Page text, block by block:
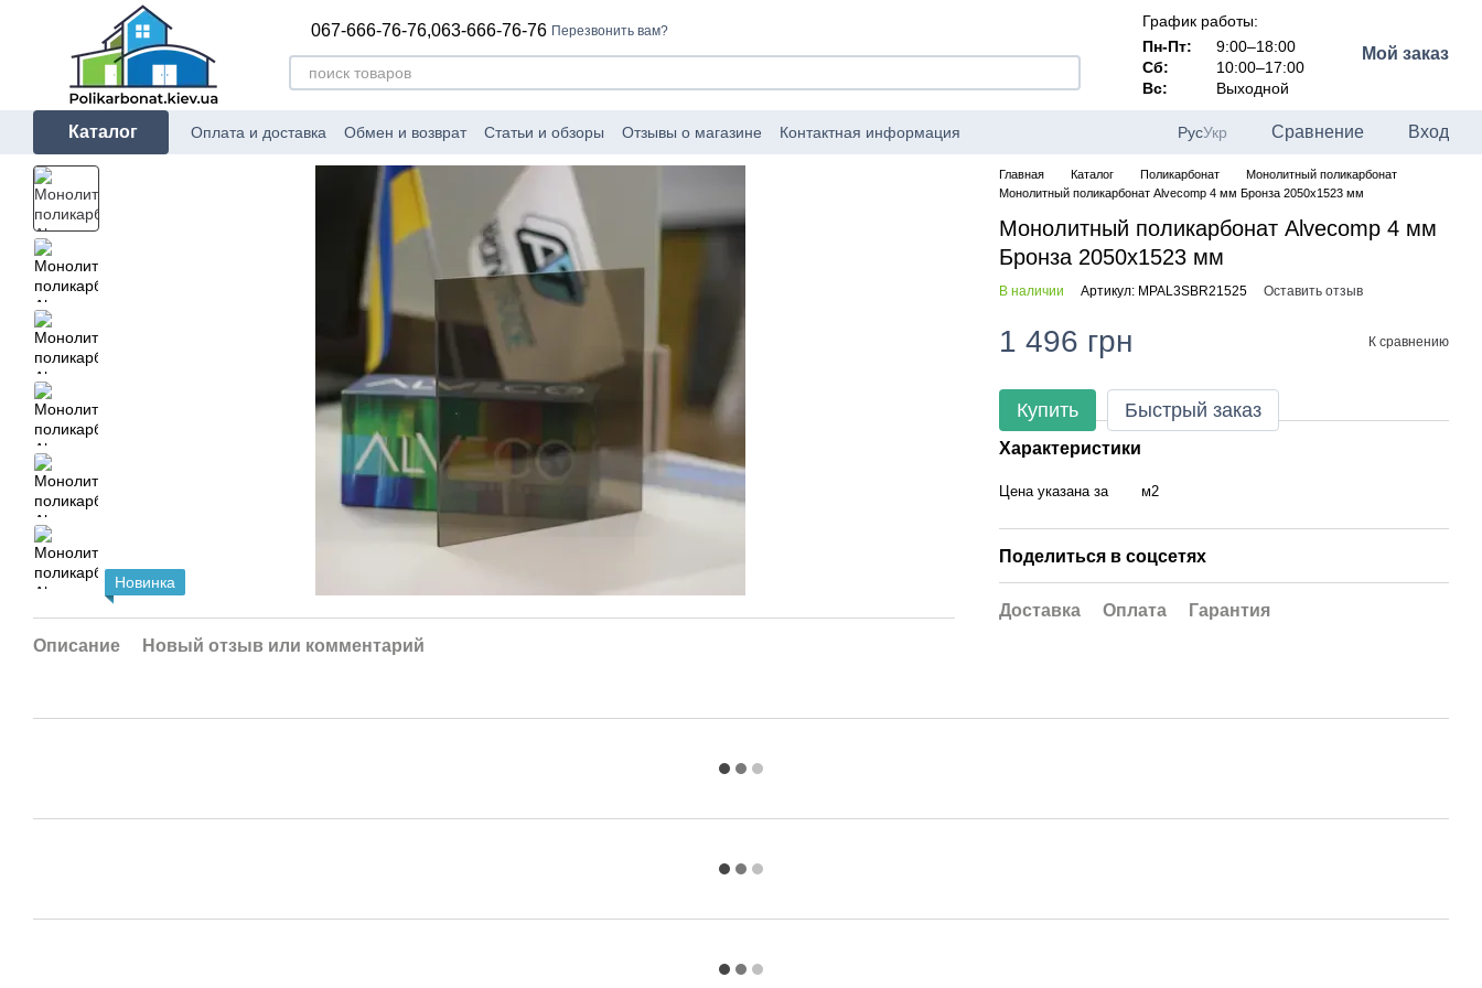
Перейти к основному контенту
067-666-76-76,063-666-76-76 Перезвонить вам?
График работы:
Пн-Пт:
9:00–18:00
Сб:
10:00–17:00
Вс:
Выходной
Мой заказ
Каталог Оплата и доставка Обмен и возврат Статьи и обзоры Отзывы о магазине Контактная информация РусУкр Сравнение Вход
Новинка
Описание Новый отзыв или комментарий
Главная Каталог Поликарбонат
Монолитный поликарбонат
Монолитный поликарбонат Alvecomp 4 мм Бронза 2050x1523 мм
Монолитный поликарбонат Alvecomp 4 мм
Бронза 2050x1523 мм
В наличии Артикул: MPAL3SBR21525 Оставить отзыв
1 496 грн К сравнению
Купить Быстрый заказ
Характеристики
Цена указана за м2
Поделиться в соцсетях
Доставка Оплата Гарантия